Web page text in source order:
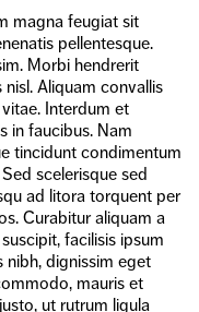
magna feugiat sit
pellentesque.
Morbi hendrerit
Aliquam convallis
Interdum et
in faucibus. Nam
tincidunt condimentum
scelerisque sed
ad litora torquent per
Curabitur aliquam a
facilisis ipsum
nibh, dignissim eget
mauris et
ut rutrum ligula